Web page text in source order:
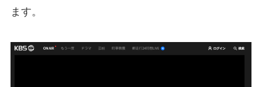
ます。